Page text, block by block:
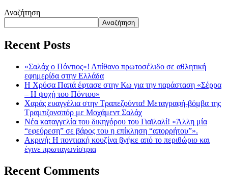
Αναζήτηση
Αναζήτηση
Recent Posts
«Σαλάχ ο Πόντιος»! Απίθανο πρωτοσέλιδο σε αθλητική
εφημερίδα στην Ελλάδα
Η Χρύσα Παπά έφτασε στην Κω για την παράσταση «Σέρρα
– Η ψυχή του Πόντου»
Χαράς ευαγγέλια στην Τραπεζούντα! Μεταγραφή-βόμβα της
Τραμπζονσπόρ με Μοχάμεντ Σαλάχ
Νέα καταγγελία του δικηγόρου του Γιαϊλαλί! «Άλλη μία
“εφεύρεση” σε βάρος του η επίκληση “απορρήτου”».
Ακρινή: Η ποντιακή κουζίνα βγήκε από το περιθώριο και
έγινε πρωταγωνίστρια
Recent Comments